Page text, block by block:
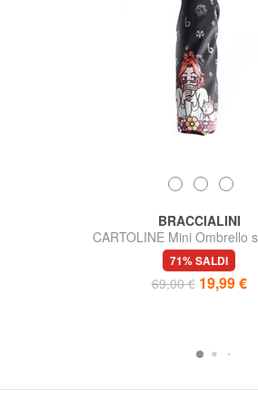
BRACCIALINI
CARTOLINE Mini Ombrello
71% SALDI
69,00 € 19,99 €